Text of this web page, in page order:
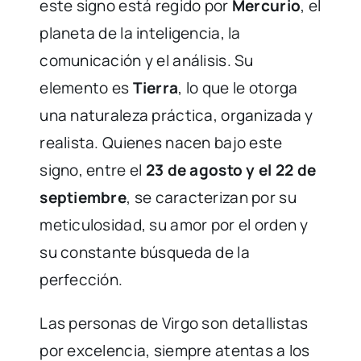
este signo está regido por Mercurio, el
planeta de la inteligencia, la
comunicación y el análisis. Su
elemento esTierra, lo que le otorga
una naturaleza práctica, organizada y
realista. Quienes nacen bajo este
signo, entre el 23 de agosto y el 22 de
septiembre, se caracterizan por su
meticulosidad, su amor por el orden y
su constante búsqueda de la
perfección.
Las personas de Virgo son detallistas
por excelencia, siempre atentas a los